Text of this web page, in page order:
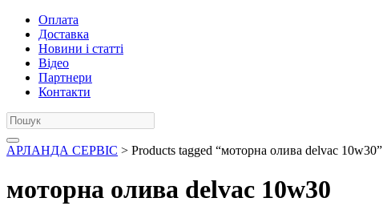
Оплата
Доставка
Новини і статті
Відео
Партнери
Контакти
АРЛАНДА СЕРВІС > Products tagged “моторна олива delvac 10w30”
моторна олива delvac 10w30